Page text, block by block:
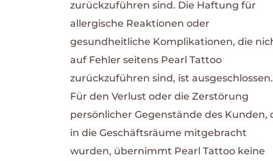
zurückzuführen sind. Die Haftung für
allergische Reaktionen oder
gesundheitliche Komplikationen, die
auf Fehler seitens Pearl Tattoo
zurückzuführen sind, ist ausgeschlossen.
Für den Verlust oder die Zerstörung
persönlicher Gegenstände des Kunden,
in die Geschäftsräume mitgebracht
wurden, übernimmt Pearl Tattoo keine